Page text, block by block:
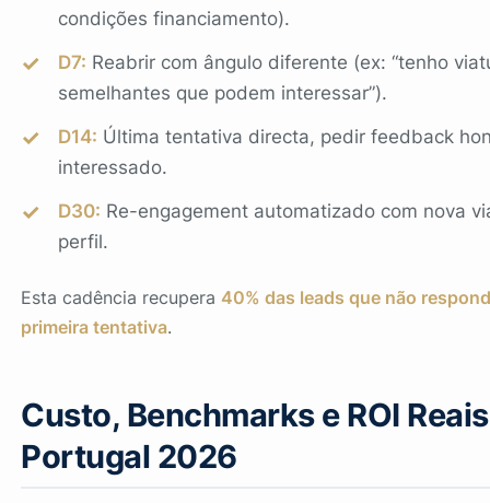
condições financiamento).
D7: Reabrir com ângulo diferente (ex: “tenho
semelhantes que podem interessar”).
D14: Última tentativa directa, pedir feedback
interessado.
D30: Re-engagement automatizado com nova
perfil.
Esta cadência recupera40% das leads que não
primeira tentativa.
Custo, Benchmarks e ROI
Portugal 2026